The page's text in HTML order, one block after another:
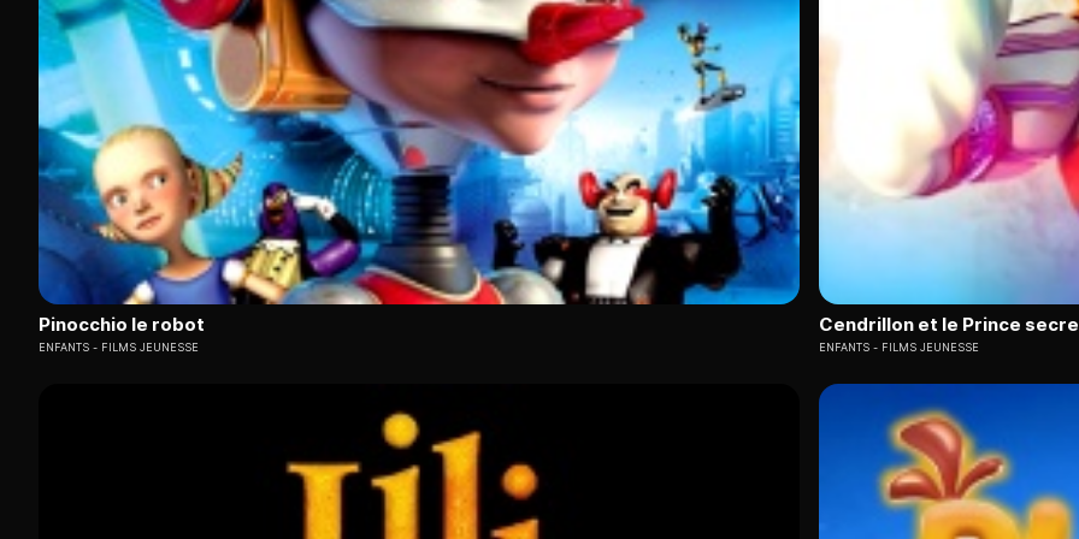
Pinocchio le robot
ENFANTS FILMS JEUNESSE
Cendrillon et le Prince
ENFANTS FILMS JEUNESSE